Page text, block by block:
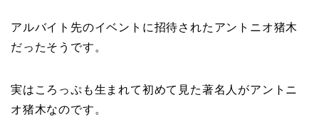
アルバイト先のイベントに招待されたアントニオ猪木
だったそうです。
実はころっぷも生まれて初めて見た著名人がアントニ
オ猪木なのです。